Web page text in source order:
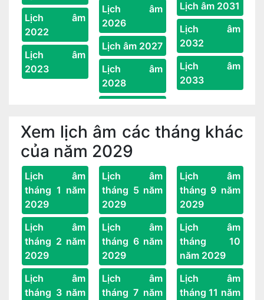
Lịch âm
2022
Lịch âm
2023
Lịch âm
2026
Lịch âm 2027
Lịch âm
2028
Lịch âm 2031
Lịch âm
2032
Lịch âm
2033
Xem lịch âm các tháng khác
của năm 2029
Lịch âm
tháng 1 năm
2029
Lịch âm
tháng 2 năm
2029
Lịch âm
tháng 3 năm
Lịch âm
tháng 5 năm
2029
Lịch âm
tháng 6 năm
2029
Lịch âm
tháng 7 năm
Lịch âm
tháng 9 năm
2029
Lịch âm
tháng 10
năm 2029
Lịch âm
tháng 11 năm